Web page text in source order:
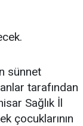
sünnet
tarafından
Sağlık İl
çocuklarının